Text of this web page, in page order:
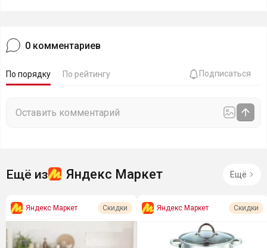
0 комментариев
По порядку По рейтингу Подписаться
Ещё из Яндекс Маркет Ещё
Яндекс Маркет Скидки Яндекс Маркет Скидки